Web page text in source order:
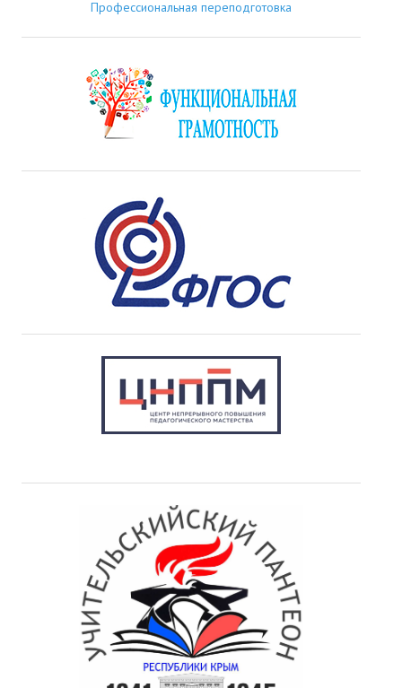
Профессиональная переподготовка